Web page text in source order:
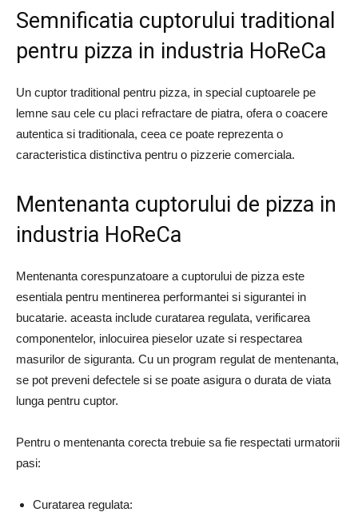
Semnificatia cuptorului traditional
pentru pizza in industria HoReCa
Un cuptor traditional pentru pizza, in special cuptoarele pe
lemne sau cele cu placi refractare de piatra, ofera o coacere
autentica si traditionala, ceea ce poate reprezenta o
caracteristica distinctiva pentru o pizzerie comerciala.
Mentenanta cuptorului de pizza in
industria HoReCa
Mentenanta corespunzatoare a cuptorului de pizza este
esentiala pentru mentinerea performantei si sigurantei in
bucatarie. aceasta include curatarea regulata, verificarea
componentelor, inlocuirea pieselor uzate si respectarea
masurilor de siguranta. Cu un program regulat de mentenanta,
se pot preveni defectele si se poate asigura o durata de viata
lunga pentru cuptor.
Pentru o mentenanta corecta trebuie sa fie respectati urmatorii
pasi:
Curatarea regulata: